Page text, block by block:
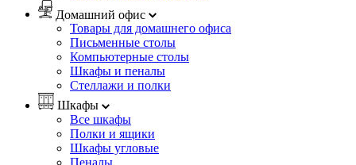
Домашний офис
Товары для домашнего офиса
Письменные столы
Компьютерные столы
Шкафы и пеналы
Стеллажи и полки
Шкафы
Все шкафы
Полки и ящики
Шкафы угловые